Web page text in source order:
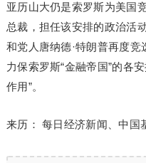
亚历山大仍是索罗斯为美国
总裁，担任该安排的政治活
和党人唐纳德·特朗普再度
力保索罗斯“金融帝国”的各
作用”。
来历： 每日经济新闻、中国